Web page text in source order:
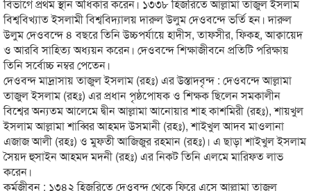
বিভাগে প্রথম স্থান অধিকার করেন। ১৩৩৮ হিজরিতে আল্লামা তাজুল ইসলাম
বিশ্ববিখ্যাত ইসলামী বিশ্ববিদ্যালয় দারুল উলুম দেওবন্দে ভর্তি হন। দারুল
উলুম দেওবন্দে ৪ বছরে তিনি উচ্চপর্যায়ে হাদীস, তাফসীর, ফিকহ, আক্বায়েদ
ও আরবি সাহিত্য অধ্যয়ন করেন। দেওবন্দে শিক্ষাজীবনে প্রতিটি পরিক্ষায়
তিনি সর্বোচ্চ নম্বর পেতেন।
দেওবন্দ মাদ্রাসায় তাজুল ইসলাম (রহঃ) এর উস্তাদবৃন্দ : দেওবন্দে আল্লামা
তাজুল ইসলাম (রহঃ) এর প্রধান পৃষ্ঠপোষক ও শিক্ষক ছিলেন সমকালীন
বিশ্বের অন্যতম আলেমে দ্বীন আল্লামা আনোয়ার শাহ কাশমিরী (রহঃ), শায়খুল
ইসলাম আল্লামা শাব্বির আহমদ উসমানী (রহঃ), শাইখুল আদব মাওলানা
এজাজ আলী (রহঃ) ও মুফতী আজিজুর রহমান (রহঃ)। এ ছাড়া শাইখুল ইসলাম
সৈয়দ হুসাইন আহমদ মদনী (রহঃ) এর নিকট তিনি এলমে মারিফত লাভ
করেন।
কর্মজীবন : ১৩৪২ হিজরিতে দেওবন্দ থেকে ফিরে এসে আল্লামা তাজুল